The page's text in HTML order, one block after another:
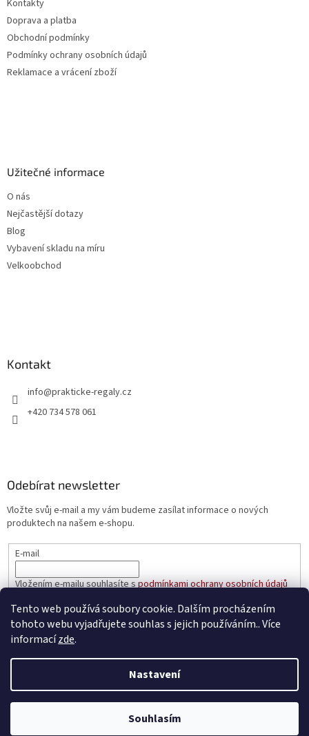
Tento web používá soubory cookie. Dalším procházením
tohoto webu vyjadřujete souhlas s jejich používáním.. Více
informacízde.
Nastavení
Souhlasím
Kontakty
Doprava a platba
Obchodní podmínky
Podmínky ochrany osobních údajů
Reklamace a vrácení zboží
Užitečné informace
O nás
Nejčastější dotazy
Blog
Vybavení skladu na míru
Velkoobchod
Kontakt
info@prakticke-regaly.cz
+420 734 578 061
Odebírat newsletter
Vložte svůj e-mail a my vám budeme zasílat informace o nových
produktech na našem e-shopu.
E-mail
Vložením e-mailu souhlasíte spodmínkami ochrany osobních údajů
PŘIHLÁSIT SE
Vytvořil Shoptet
prakticke-regaly.cz. Všechna práva vyhrazena.